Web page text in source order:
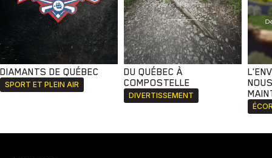
DIAMANTS DE QUÉBEC
SPORT ET PLEIN AIR
DU QUÉBEC À
COMPOSTELLE
DIVERTISSEMENT